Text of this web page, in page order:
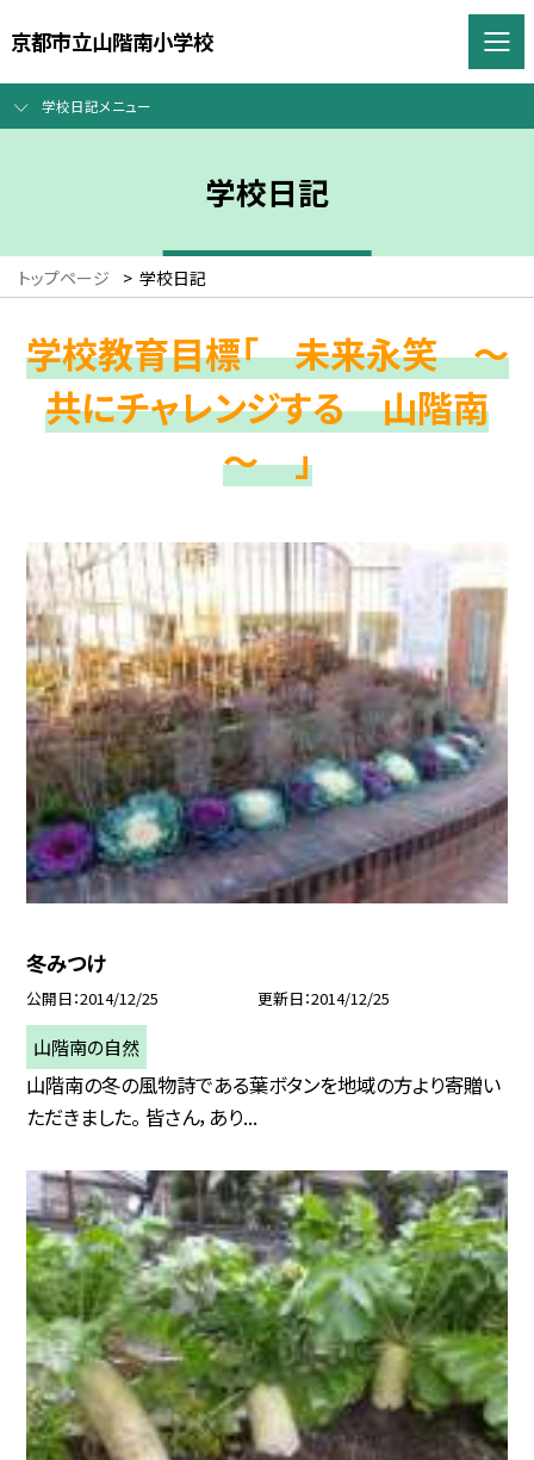
京都市立山階南小学校
学校日記メニュー
学校日記
トップページ > 学校日記
学校教育目標「 未来永笑 ～
共にチャレンジする 山階南
～ 」
冬みつけ
公開日 2014/12/25 更新日 2014/12/25
山階南の自然
山階南の冬の風物詩である葉ボタンを地域の方より寄贈い
ただきました。 皆さん，あり...